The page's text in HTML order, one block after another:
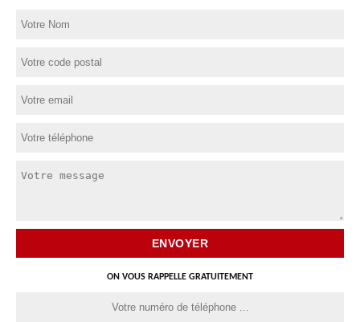
ON VOUS RAPPELLE GRATUITEMENT